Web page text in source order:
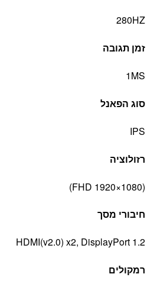
280HZ
זמן תגובה
1MS
סוג הפאנל
IPS
רזולוציה
(FHD 1920×1080)
חיבורי מסך
HDMI(v2.0) x2, DisplayPort 1.2
רמקולים